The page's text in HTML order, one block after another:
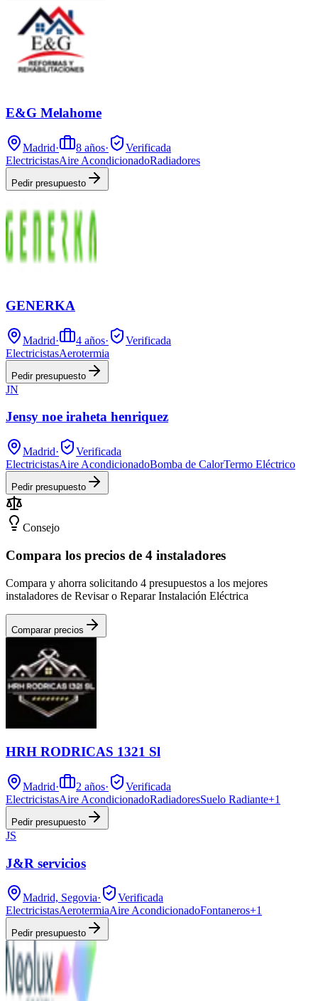
E&G Melahome
Madrid· 8 años·
Verificada
ElectricistasAire AcondicionadoRadiadores
Pedir presupuesto
GENERKA
Madrid· 4 años·
Verificada
ElectricistasAerotermia
Pedir presupuesto
JN
Jensy noe iraheta henriquez
Madrid·
Verificada
ElectricistasAire AcondicionadoBomba de CalorTermo Eléctrico
Pedir presupuesto
Consejo
Compara los precios de 4 instaladores
Compara y ahorra solicitando 4 presupuestos a los mejores
instaladores de Revisar o Reparar Instalación Eléctrica
Comparar precios
HRH RODRICAS 1321 Sl
Madrid· 2 años·
Verificada
ElectricistasAire AcondicionadoRadiadoresSuelo Radiante+1
Pedir presupuesto
JS
J&R servicios
Madrid, Segovia·
Verificada
ElectricistasAerotermiaAire AcondicionadoFontaneros+1
Pedir presupuesto